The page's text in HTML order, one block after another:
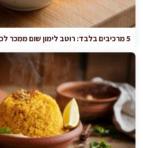
5 מרכיבים בלבד: רוטב לימון שום ממכר לכל ארוחה